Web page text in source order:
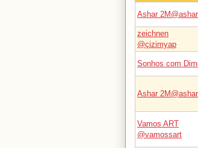
Ashar
zeichnen
@çizimyap
Sonhos com
Ashar
Vamos ART
@vamossart